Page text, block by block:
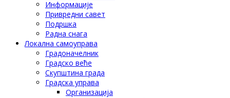
Информације
Привредни савет
Подршка
Радна снага
Локална самоуправа
Градоначелник
Градско веће
Скупштина града
Градска управа
Организација